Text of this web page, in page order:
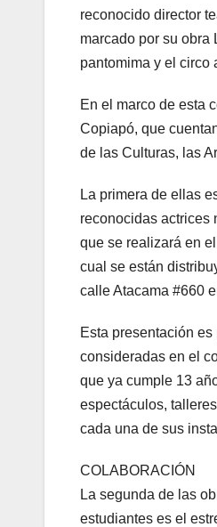
reconocido director
marcado por su obra
pantomima y el circo
En el marco de esta
Copiapó, que
de las Culturas, las
La primera de ellas
reconocidas actrices
que se realizará en
cual se están
calle Atacama #660
Esta presentación
consideradas en el
que ya cumple 13
espectáculos,
cada una de sus
COLABORACIÓN
La segunda de las
estudiantes es el